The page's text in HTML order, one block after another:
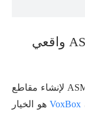
VoxBox – مولد صوت ASMR واقعي
إذا كنت ترغب في الوصول إلى صوت ASMR AI لإنشاء مقاطع
VoxBoxهو الخيار